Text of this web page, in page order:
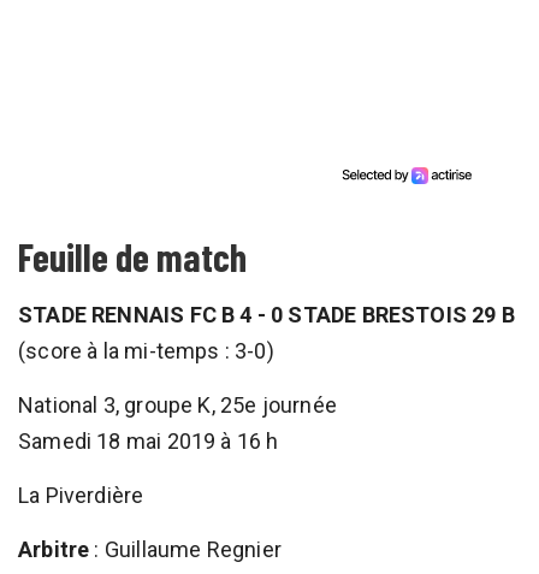
Feuille de match
STADE RENNAIS FC B 4 - 0 STADE BRESTOIS 29 B
(score à la mi-temps : 3-0)
National 3, groupe K, 25e journée
Samedi 18 mai 2019 à 16 h
La Piverdière
Arbitre : Guillaume Regnier